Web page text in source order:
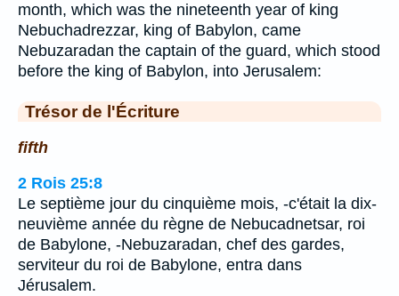
month, which was the nineteenth year of king
Nebuchadrezzar, king of Babylon, came
Nebuzaradan the captain of the guard, which stood
before the king of Babylon, into Jerusalem:
Trésor de l'Écriture
fifth
2 Rois 25:8
Le septième jour du cinquième mois, -c'était la dix-
neuvième année du règne de Nebucadnetsar, roi
de Babylone, -Nebuzaradan, chef des gardes,
serviteur du roi de Babylone, entra dans
Jérusalem.